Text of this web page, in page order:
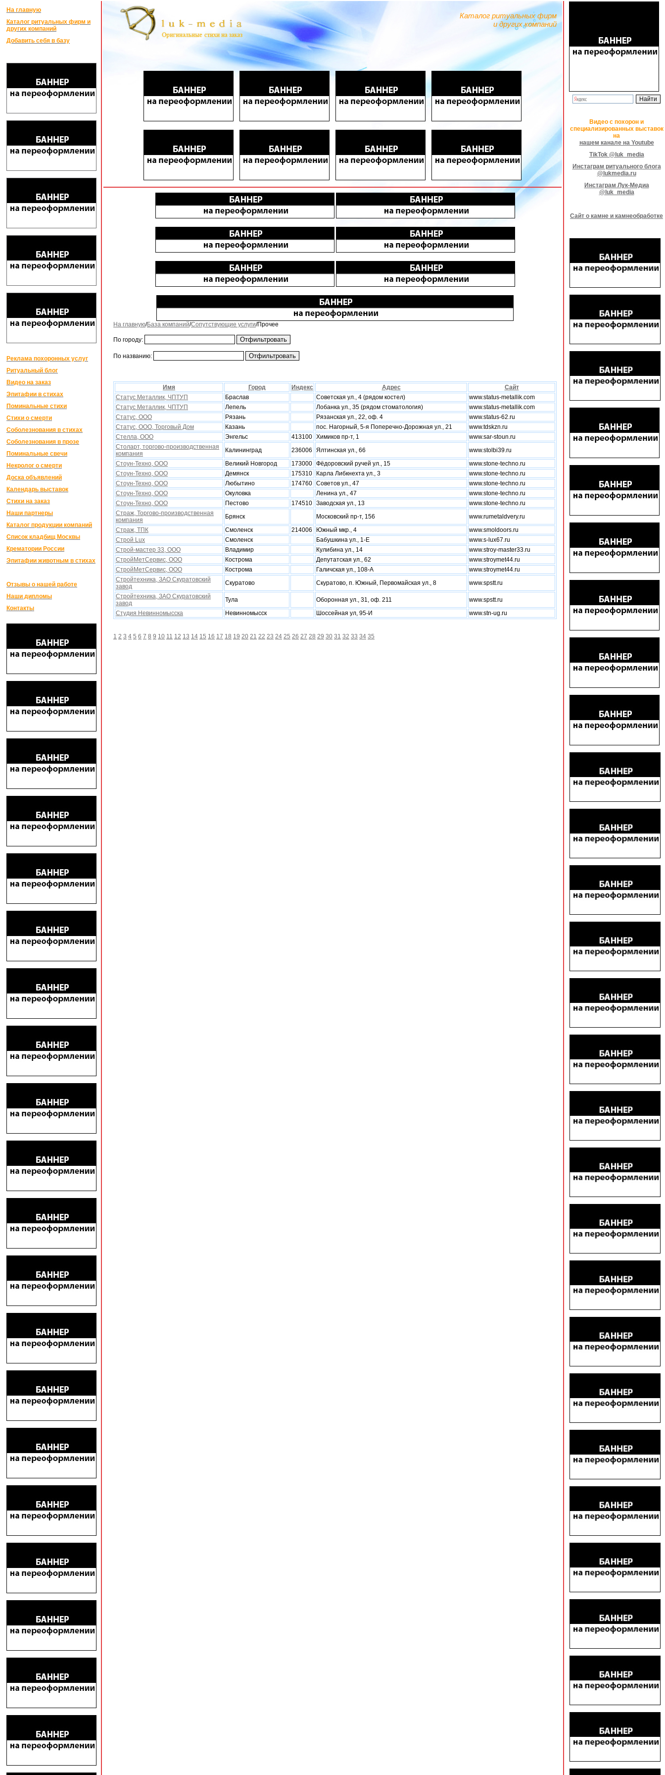
На главную
Каталог ритуальных фирм и
других компаний
Добавить себя в базу
Реклама похоронных услуг
Ритуальный блог
Видео на заказ
Эпитафии в стихах
Поминальные стихи
Стихи о смерти
Соболезнования в стихах
Соболезнования в прозе
Поминальные свечи
Некролог о смерти
Доска объявлений
Календарь выставок
Стихи на заказ
Наши партнеры
Каталог продукции компаний
Список кладбищ Москвы
Крематории России
Эпитафии животным в стихах
Отзывы о нашей работе
Наши дипломы
Контакты
Каталог ритуальных фирм
и других компаний
На главную/База компаний/Сопутствующие услуги/Прочее
По городу:
По названию:
Имя Город Индекс Адрес
Сайт
Статус Металлик, ЧПТУП
Браслав Советская ул., 4 (рядом костел)
www.status-metallik.com
Статус Металлик, ЧПТУП
Лепель Лобанка ул., 35 (рядом стоматология)
www.status-metallik.com
Статус, ООО
Рязань Рязанская ул., 22, оф. 4
www.status-62.ru
Статус, ООО, Торговый Дом
Казань пос. Нагорный, 5-я Поперечно-Дорожная ул., 21
www.tdskzn.ru
Стелла, ООО
Энгельс 413100 Химиков пр-т, 1
www.sar-stoun.ru
Столарт, торгово-производственная
компания
Калининград 236006 Ялтинская ул., 66
www.stolbi39.ru
Стоун-Техно, ООО
Великий Новгород 173000 Фёдоровский ручей ул., 15
www.stone-techno.ru
Стоун-Техно, ООО
Демянск 175310 Карла Либкнехта ул., 3
www.stone-techno.ru
Стоун-Техно, ООО
Любытино 174760 Советов ул., 47
www.stone-techno.ru
Стоун-Техно, ООО
Окуловка Ленина ул., 47
www.stone-techno.ru
Стоун-Техно, ООО
Пестово 174510 Заводская ул., 13
www.stone-techno.ru
Страж, Торгово-производственная
компания
Брянск Московский пр-т, 156
www.rumetaldvery.ru
Страж, ТПК
Смоленск 214006 Южный мкр., 4
www.smoldoors.ru
Строй Lux
Смоленск Бабушкина ул., 1-Е
www.s-lux67.ru
Строй-мастер 33, ООО
Владимир Кулибина ул., 14
www.stroy-master33.ru
СтройМетСервис, ООО
Кострома Депутатская ул., 62
www.stroymet44.ru
СтройМетСервис, ООО
Кострома Галичская ул., 108-А
www.stroymet44.ru
Стройтеxника, ЗАО Скуратовский
завод
Скуратово Скуратово, п. Южный, Первомайская ул., 8
www.spstt.ru
Стройтеxника, ЗАО Скуратовский
завод
Тула Оборонная ул., 31, оф. 211
www.spstt.ru
Студия Невинномысска
Невинномысск Шоссейная ул, 95-И www.stn-ug.ru
1 2 3 4 5 6 7 8 9 10 11 12 13 14 15 16 17 18 19 20 21 22 23 24 25 26 27 28 29 30 31 32 33 34 35
Видео с похорон и
специализированных выставок
на
нашем канале на Youtube
TikTok @luk_media
Инстаграм ритуального блога
@lukmedia.ru
Инстаграм Лук-Медиа
@luk_media
Сайт о камне и камнеобработке